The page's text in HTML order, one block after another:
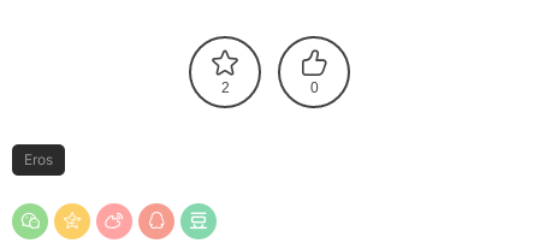
2 0
Eros